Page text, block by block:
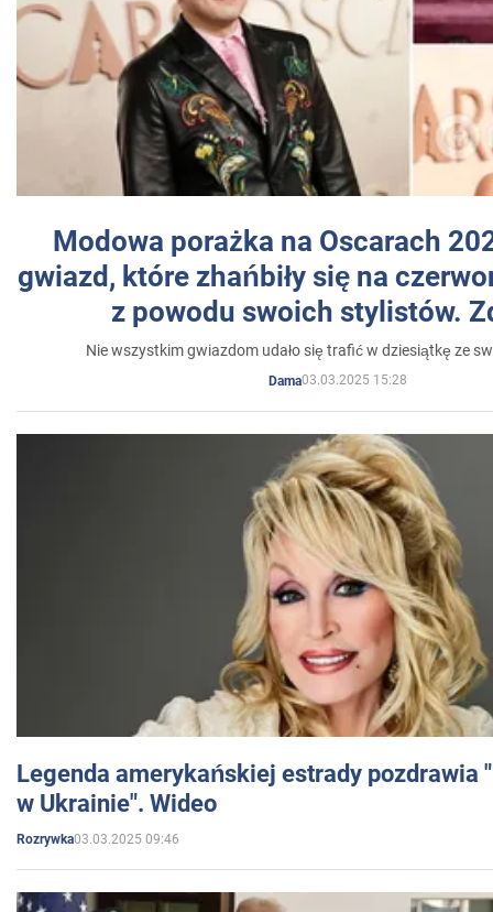
Modowa porażka na Oscarach
gwiazd, które zhańbiły się na
z powodu swoich stylistów.
Nie wszystkim gwiazdom udało się trafić w dziesiątkę ze
Dama03.03.2025 15:28
Legenda amerykańskiej estrady pozdrawia
w Ukrainie". Wideo
Rozrywka03.03.2025 09:46